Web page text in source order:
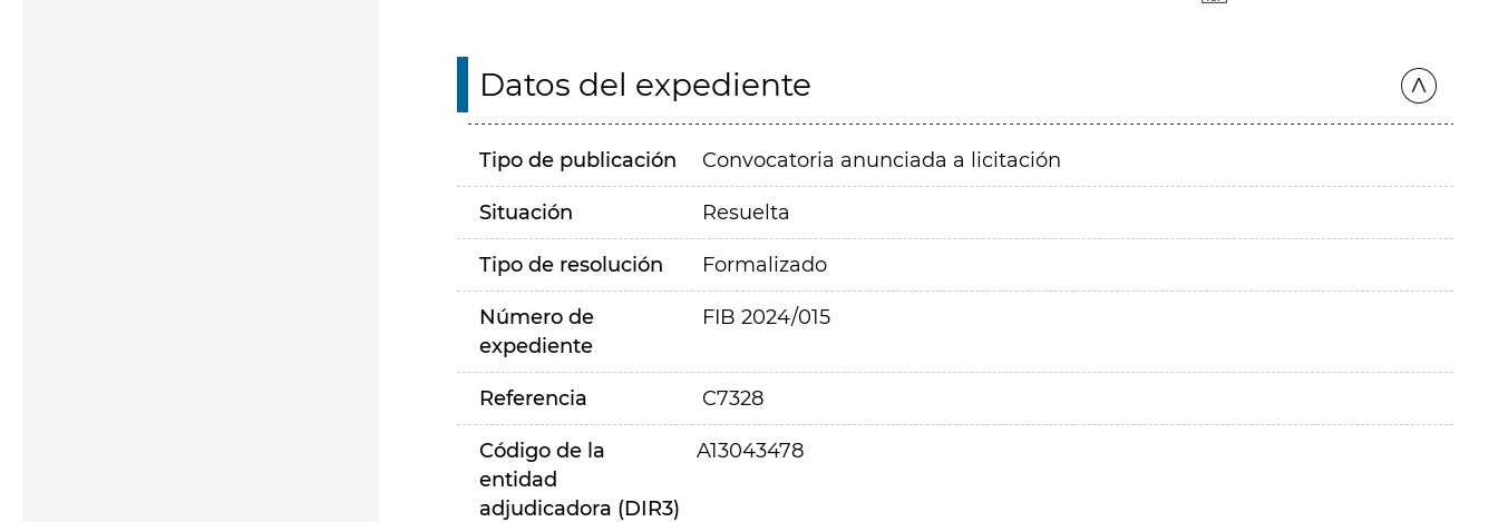
Datos del expediente
Tipo de publicación Convocatoria anunciada a licitación
Situación Resuelta
Tipo de resolución Formalizado
Número de
expediente
FIB 2024/015
Referencia C7328
Código de la
entidad
adjudicadora (DIR3)
A13043478